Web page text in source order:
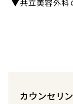
▼共立美容外科
カウンセリ